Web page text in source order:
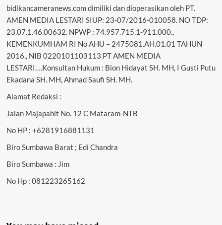
bidikancameranews.com dimiliki dan dioperasikan oleh PT.
AMEN MEDIA LESTARI SIUP: 23-07/2016-010058. NO TDP:
23.07.1.46.00632. NPWP : 74.957.715.1-911.000.,
KEMENKUMHAM RI No AHU – 2475081.AH.01.01 TAHUN
2016., NIB 0220101103113 PT AMEN MEDIA
LESTARI….Konsultan Hukum : Bion Hidayat SH. MH, I Gusti Putu
Ekadana SH. MH, Ahmad Saufi SH. MH.
Alamat Redaksi :
Jalan Majapahit No. 12 C Mataram-NTB
No HP : +6281916881131
Biro Sumbawa Barat ; Edi Chandra
Biro Sumbawa : Jim
No Hp : 081223265162